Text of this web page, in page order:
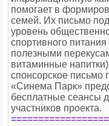
помогает в
семей. Их письмо
уровень
спортивного
полезными
витаминные
спонсорское письмо
«Синема Парк»
бесплатные сеансы
участников проекта.